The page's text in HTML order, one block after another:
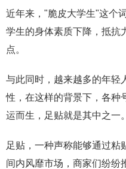
近年来，"脆皮大学生"这个
学生的身体素质下降，抵抗
点。
与此同时，越来越多的年轻
性，在这样的背景下，各种
运而生，足贴就是其中之一。
足贴，一种声称能够通过粘
间内风靡市场，商家们纷纷